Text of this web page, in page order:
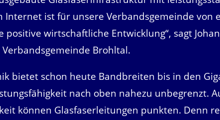
Internet ist für unsere Verbandsgemeinde von
positive wirtschaftliche Entwicklung“, sagt
Brohltal.
bietet schon heute Bandbreiten bis in den
nach oben nahezu unbegrenzt.
können Glasfaserleitungen punkten. Denn